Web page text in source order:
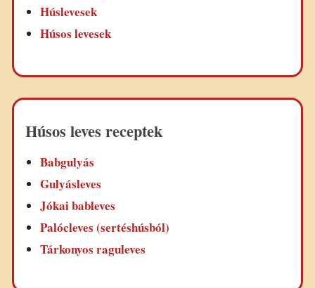
Húslevesek
Húsos levesek
Húsos leves receptek
Babgulyás
Gulyásleves
Jókai bableves
Palócleves (sertéshúsból)
Tárkonyos raguleves